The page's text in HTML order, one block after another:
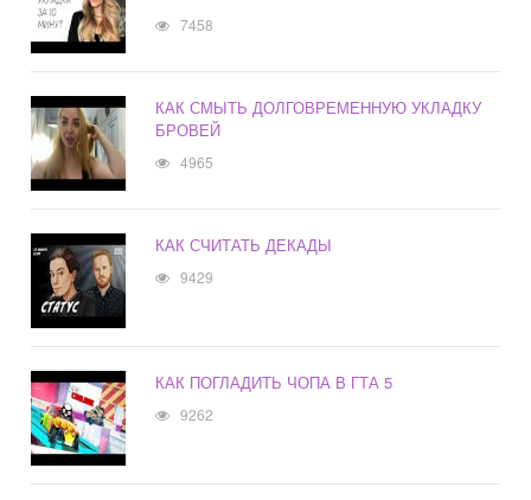
7458
КАК СМЫТЬ ДОЛГОВРЕМЕННУЮ УКЛАДКУ
БРОВЕЙ
4965
КАК СЧИТАТЬ ДЕКАДЫ
9429
КАК ПОГЛАДИТЬ ЧОПА В ГТА 5
9262